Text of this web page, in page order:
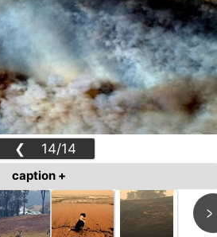
❮
14/14
❯
caption +